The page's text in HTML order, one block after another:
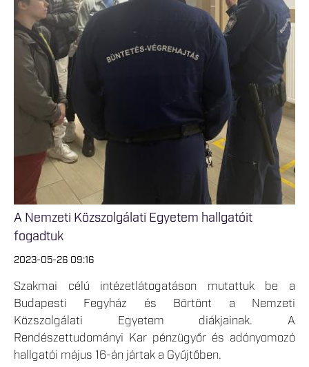
A Nemzeti Közszolgálati Egyetem hallgatóit
fogadtuk
2023-05-26 09:16
Szakmai célú intézetlátogatáson mutattuk be a
Budapesti Fegyház és Börtönt a Nemzeti
Közszolgálati Egyetem diákjainak. A
Rendészettudományi Kar pénzügyőr és adónyomozó
hallgatói május 16-án jártak a Gyűjtőben.